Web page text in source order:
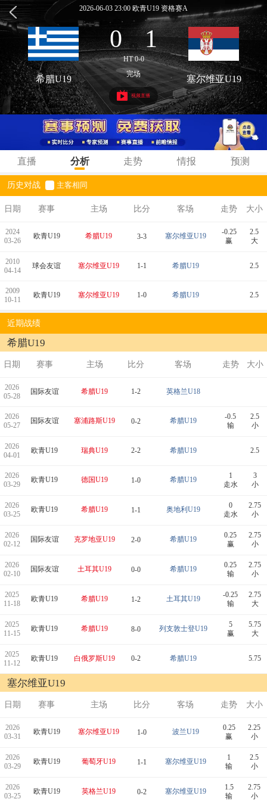
2026-06-03 23:00 欧青U19 资格赛A
0 : 1
HT 0-0
希腊U19 完场 塞尔维亚U19
视频直播
直播 分析 走势 情报 预测
历史对战 主客相同
日期 赛事 主场 比分 客场 走势 大小
2024
03-26
欧青U19 希腊U19 3-3 塞尔维亚U19
-0.25
赢
2.5
大
2010
04-14
球会友谊 塞尔维亚U19 1-1 希腊U19 2.5
2009
10-11
欧青U19 塞尔维亚U19 1-0 希腊U19 2.5
近期战绩
希腊U19
日期 赛事 主场 比分 客场 走势 大小
2026
05-28
国际友谊 希腊U19 1-2 英格兰U18
2026
05-27
国际友谊 塞浦路斯U19 0-2 希腊U19
-0.5
输
2.5
小
2026
04-01
欧青U19 瑞典U19 2-2 希腊U19 2.5
2026
03-29
欧青U19 德国U19 1-0 希腊U19
1
走水
3
小
2026
03-25
欧青U19 希腊U19 1-1 奥地利U19
0
走水
2.75
小
2026
02-12
国际友谊 克罗地亚U19 2-0 希腊U19
0.25
赢
2.75
小
2026
02-10
国际友谊 土耳其U19 0-0 希腊U19
0.25
输
2.75
小
2025
11-18
欧青U19 希腊U19 1-2 土耳其U19
-0.25
输
2.75
大
2025
11-15
欧青U19 希腊U19 8-0 列支敦士登U19
5
赢
5.75
大
2025
11-12
欧青U19 白俄罗斯U19 0-2 希腊U19 5.75
塞尔维亚U19
日期 赛事 主场 比分 客场 走势 大小
2026
03-31
欧青U19 塞尔维亚U19 1-0 波兰U19
0.25
赢
2.25
小
2026
03-29
欧青U19 葡萄牙U19 1-1 塞尔维亚U19
1
输
2.5
小
2026
03-25
欧青U19 英格兰U19 0-2 塞尔维亚U19
1.5
输
2.75
小